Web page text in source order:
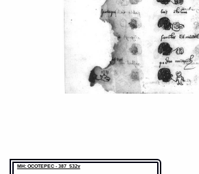
MH: OCOTEPEC - 387_532v